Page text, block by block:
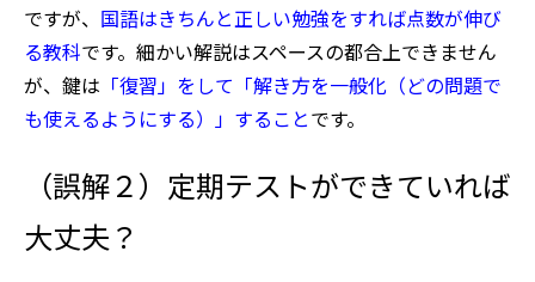
ですが、 国語はきちんと正しい勉強をすれば点数が伸び
る教科です。細かい解説はスペースの都合上できません
が、鍵は 「復習」をして「解き方を一般化（どの問題で
も使えるようにする）」することです。
（誤解２）定期テストができていれば
大丈夫？